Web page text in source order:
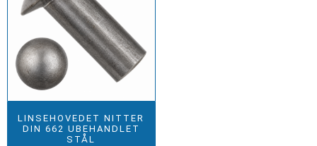
LINSEHOVEDET NITTER
DIN 662 UBEHANDLET
STÅL